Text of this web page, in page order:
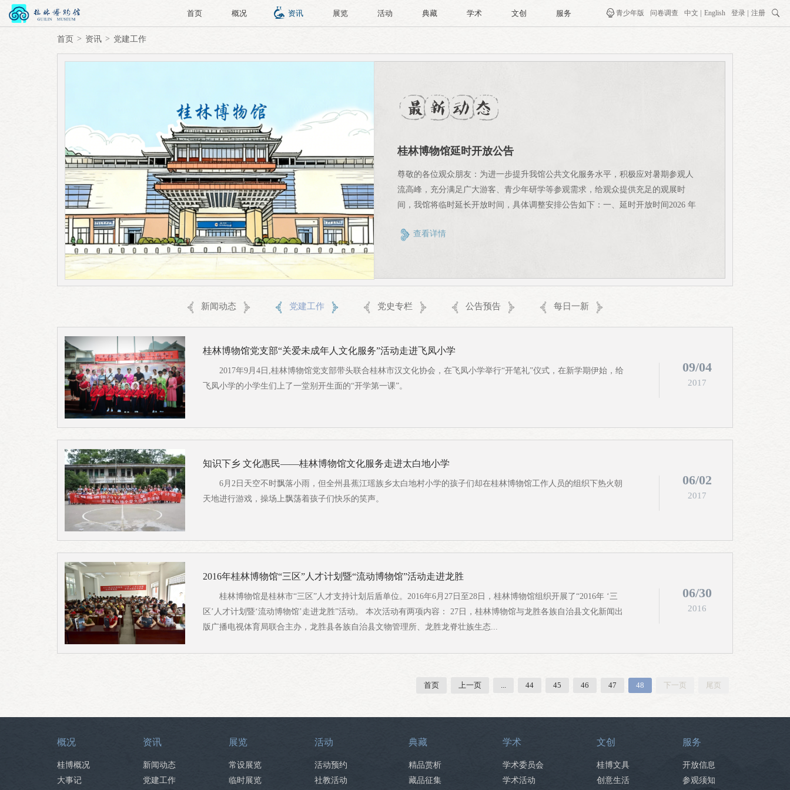
首页 概况 资讯 展览 活动 典藏 学术 文创 服务 青少年版 问卷调查 中文 English 登录 注册 
首页 资讯 党建工作
桂林博物馆延时开放公告
尊敬的各位观众朋友：为进一步提升我馆公共文化服务水平，积极应对暑期参观人
流高峰，充分满足广大游客、青少年研学等参观需求，给观众提供充足的观展时
间，我馆将临时延长开放时间，具体调整安排公告如下：一、延时开放时间2026 年
间17:30停止入馆，周一常规闭馆，法定节假日正常开放）三、温馨提示（一）请各
谢广大观众的理解与支持，桂林博物馆竭诚为您提供优质的参观服务！
查看详情
新闻动态 党建工作 党史专栏 公告预告 每日一新
桂林博物馆党支部“关爱未成年人文化服务”活动走进飞凤小学
2017年9月4日,桂林博物馆党支部带头联合桂林市汉文化协会，在飞凤小学举行“开笔礼”仪式，在新学期伊始，给
飞凤小学的小学生们上了一堂别开生面的“开学第一课”。
09/04
2017
知识下乡 文化惠民——桂林博物馆文化服务走进太白地小学
6月2日天空不时飘落小雨，但全州县蕉江瑶族乡太白地村小学的孩子们却在桂林博物馆工作人员的组织下热火朝
天地进行游戏，操场上飘荡着孩子们快乐的笑声。
06/02
2017
2016年桂林博物馆“三区”人才计划暨“流动博物馆”活动走进龙胜
桂林博物馆是桂林市“三区”人才支持计划后盾单位。2016年6月27日至28日，桂林博物馆组织开展了“2016年 ‘三
区’人才计划暨‘流动博物馆’走进龙胜”活动。 本次活动有两项内容： 27日，桂林博物馆与龙胜各族自治县文化新闻出
版广播电视体育局联合主办，龙胜县各族自治县文物管理所、龙胜龙脊壮族生态...
06/30
2016
首页 上一页 ... 44 45 46 47 48 下一页 尾页
概况
桂博概况
大事记
资讯
新闻动态
党建工作
展览
常设展览
临时展览
活动
活动预约
社教活动
典藏
精品赏析
藏品征集
学术
学术委员会
学术活动
文创
桂博文具
创意生活
服务
开放信息
参观须知